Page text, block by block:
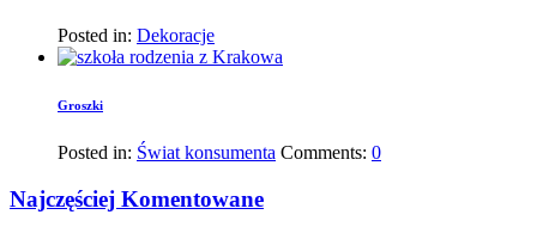
Posted in: Dekoracje
Groszki
Posted in: Świat konsumenta Comments: 0
Najczęściej Komentowane